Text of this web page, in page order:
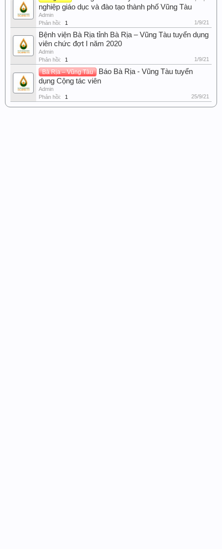
nghiệp giáo dục và đào tạo thành phố Vũng Tàu
Admin
Phản hồi:
1 1/9/21
Bệnh viện Bà Rịa tỉnh Bà Rịa – Vũng Tàu tuyển dụng
viên chức đợt I năm 2020
Admin
Phản hồi:
1 1/9/21
Bà Rịa – Vũng Tàu
Báo Bà Rịa - Vũng Tàu tuyển
dụng Cộng tác viên
Admin
Phản hồi:
1 25/9/21